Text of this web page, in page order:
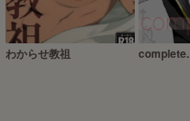
わからせ教祖 complete.